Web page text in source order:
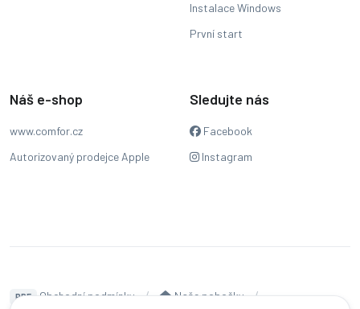
Instalace Windows
První start
Náš e-shop
www.comfor.cz
Autorizovaný prodejce Apple
Sledujte nás
Facebook
Instagram
PDF Obchodní podmínky
Naše pobočky